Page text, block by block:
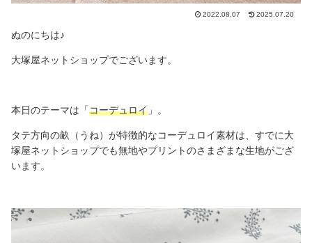
2022.08.07 2025.07.20
ぬのにちは♪
大塚屋ネットショップでございます。
本日のテーマは「コーデュロイ 」。
タテ方向の畝（うね）が特徴的なコーデュロイ素材は、すでに大
塚屋ネットショップでも無地やプリントのさまざまな生地がござ
います。